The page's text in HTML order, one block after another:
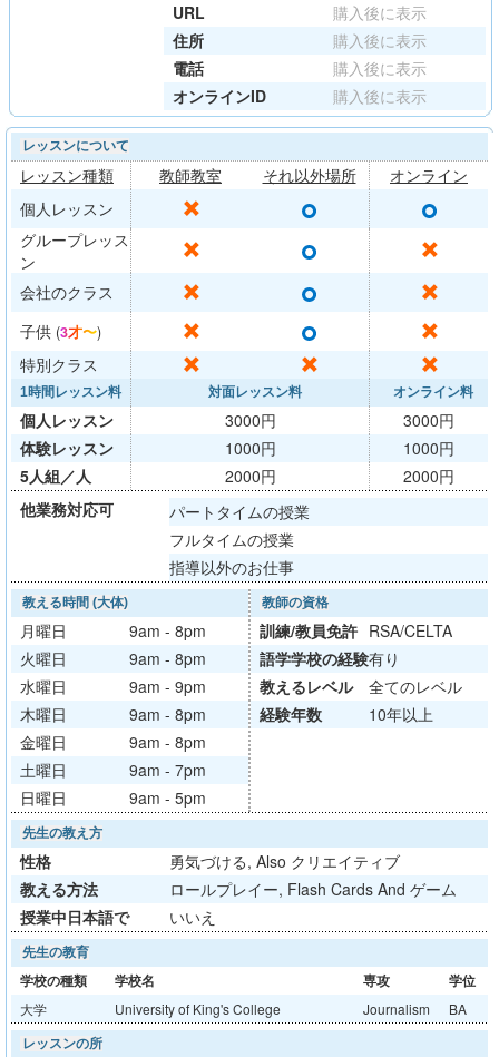
URL
購入後に表示
住所
購入後に表示
電話
購入後に表示
オンラインID
購入後に表示
レッスンについて
レッスン種類 教師教室 それ以外場所
オンライン
個人レッスン
✕ ○ ○
グループレッス
ン
✕ ○ ✕
会社のクラス ✕ ○ ✕
子供 (3才〜) ✕ ○ ✕
特別クラス ✕ ✕ ✕
1時間レッスン料 対面レッスン料 オンライン料
個人レッスン 3000円
3000円
体験レッスン
1000円
1000円
5人組／人
2000円
2000円
他業務対応可
パートタイムの授業
フルタイムの授業
指導以外のお仕事
教える時間 (大体)
月曜日
9am - 8pm
火曜日
9am - 8pm
水曜日
9am - 9pm
木曜日
9am - 8pm
金曜日
9am - 8pm
土曜日
9am - 7pm
日曜日
9am - 5pm
教師の資格
訓練/教員免許 RSA/CELTA
語学学校の経験有り
教えるレベル
全てのレベル
経験年数
10年以上
先生の教え方
性格
勇気づける, Also クリエイティブ
教える方法
ロールプレイー, Flash Cards And ゲーム
授業中日本語で
いいえ
先生の教育
学校の種類 学校名 専攻 学位
大学 University of King's College Journalism BA
レッスンの所